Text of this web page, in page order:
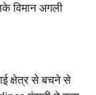
विमान अगली
क्षेत्र से बचने से